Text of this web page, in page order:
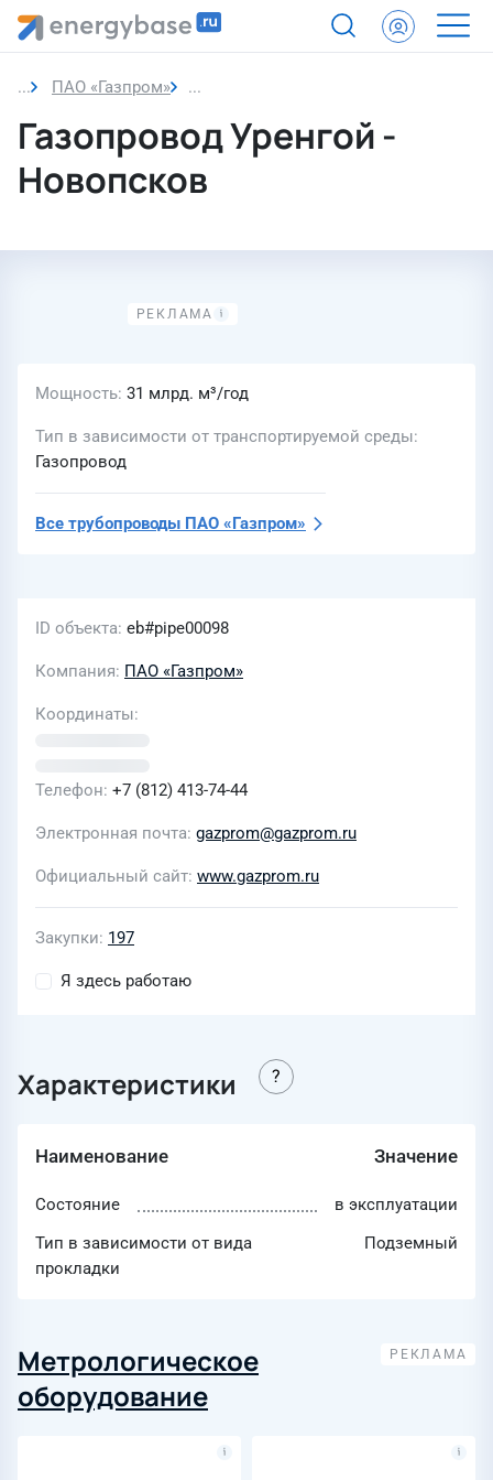
ПАО «Газпром» Газопровод Уренгой - Новопсков
Газопровод Уренгой -
Новопсков
Мощность 31 млрд. м³/год
Тип в зависимости от транспортируемой среды
Газопровод
Все трубопроводы ПАО «Газпром»
ID объекта eb#pipe00098
Компания ПАО «Газпром»
Координаты
Телефон +7 (812) 413-74-44
Электронная почта gazprom@gazprom.ru
Официальный сайт www.gazprom.ru
Закупки 197
Я здесь работаю
Характеристики
Наименование Значение
Состояние
в эксплуатации
Тип в зависимости от вида
прокладки
Подземный
Метрологическое
оборудование